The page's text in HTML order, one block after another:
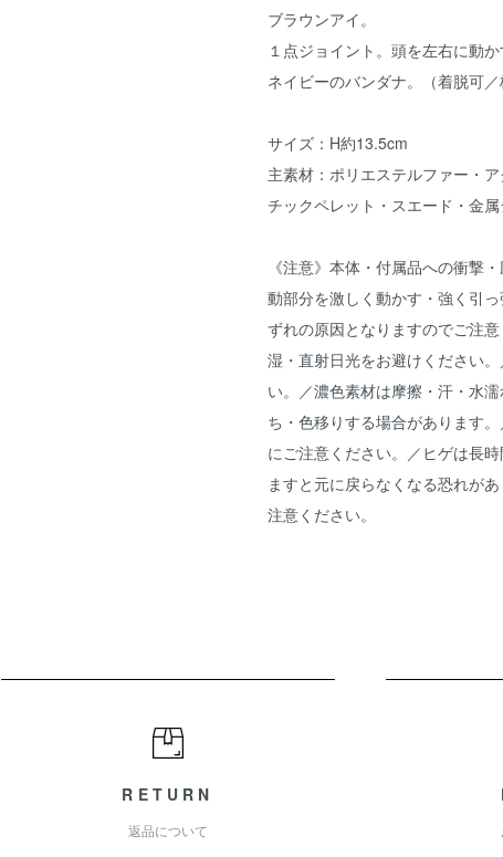
ブラウンアイ。
１点ジョイント。頭を左右に動か
ネイビーのバンダナ。（着脱可
サイズ：H約13.5cm
主素材：ポリエステルファー・
チックペレット・スエード・金
《注意》本体・付属品への衝撃
動部分を激しく動かす・強く引
ずれの原因となりますのでご注
湿・直射日光をお避けください
い。／濃色素材は摩擦・汗・水
ち・色移りする場合があります
にご注意ください。／ヒゲは長
ますと元に戻らなくなる恐れが
注意ください。
RETURN
返品について